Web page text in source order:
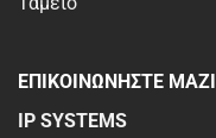
ΕΠΙΚΟΙΝΩΝΗΣΤΕ
IP SYSTEMS